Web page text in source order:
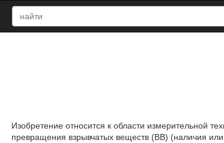
Изобретение относится к области измерительной
превращения взрывчатых веществ (ВВ) (наличия